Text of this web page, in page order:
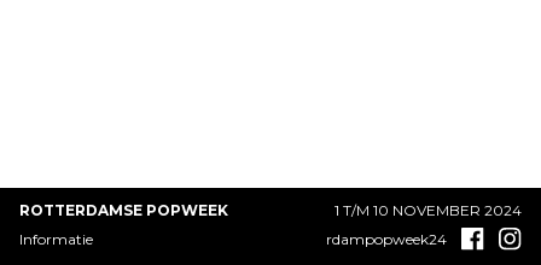
ROTTERDAMSE POPWEEK
1 T/M 10 NOVEMBER 2024
Informatie
rdampopweek24